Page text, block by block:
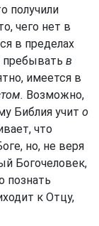
получили
чего нет в
в пределах
пребывать в
имеется в
Возможно,
Библия учит о
что
но, не веря
Богочеловек,
познать
к Отцу,